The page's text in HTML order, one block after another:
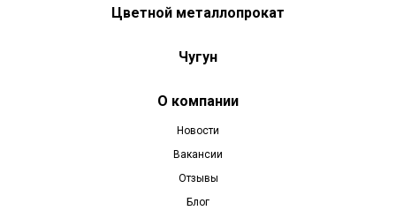
Цветной металлопрокат
Чугун
О компании
Новости
Вакансии
Отзывы
Блог